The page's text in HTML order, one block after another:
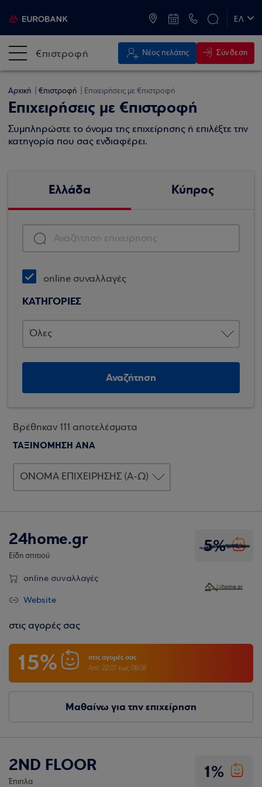
ΕΛ
€πιστροφή Νέος πελάτης Σύνδεση
Αρχική €πιστροφή Επιχειρήσεις με €πιστροφή
Επιχειρήσεις με €πιστροφή
Συμπληρώστε το όνομα της επιχείρησης ή επιλέξτε την
κατηγορία που σας ενδιαφέρει.
Ελλάδα Κύπρος
ΚΑΤΗΓΟΡΙΕΣ
online συναλλαγές
Αναζήτηση
Βρέθηκαν 111 αποτελέσματα
ΤΑΞΙΝΟΜΗΣΗ ΑΝΑ
5%
24home.gr
Είδη σπιτιού
online συναλλαγές
Website
στις αγορές σας
15% στις αγορές σας
Από 22.07 έως 08.08
Μαθαίνω για την επιχείρηση
1%
2ND FLOOR
Έπιπλα